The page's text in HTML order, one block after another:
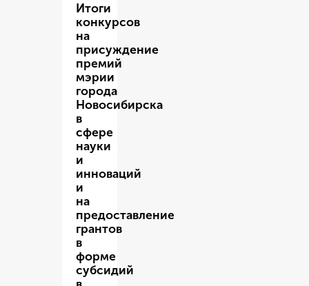
Итоги
конкурсов
на
присуждение
премий
мэрии
города
Новосибирска
в
сфере
науки
и
инноваций
и
на
предоставление
грантов
в
форме
субсидий